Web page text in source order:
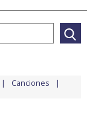
Canciones